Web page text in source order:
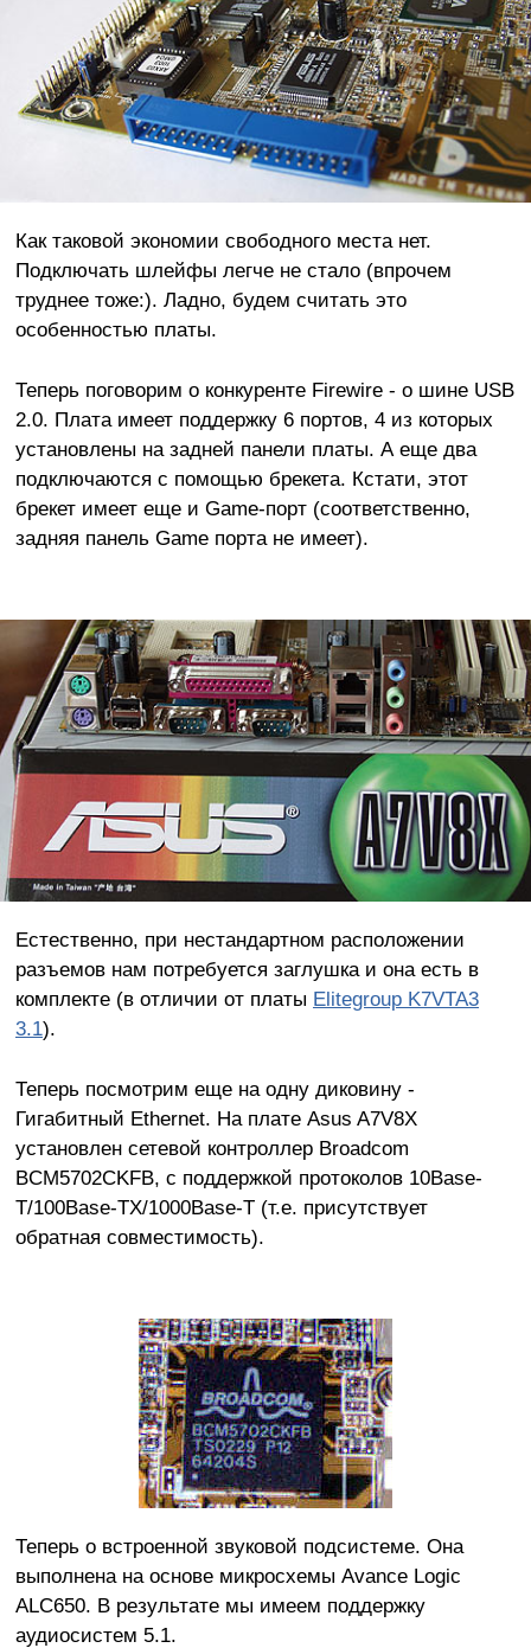
Как таковой экономии свободного места нет.
Подключать шлейфы легче не стало (впрочем
труднее тоже:). Ладно, будем считать это
особенностью платы.
Теперь поговорим о конкуренте Firewire - о шине USB
2.0. Плата имеет поддержку 6 портов, 4 из которых
установлены на задней панели платы. А еще два
подключаются с помощью брекета. Кстати, этот
брекет имеет еще и Game-порт (соответственно,
задняя панель Game порта не имеет).
Естественно, при нестандартном расположении
разъемов нам потребуется заглушка и она есть в
комплекте (в отличии от платы Elitegroup K7VTA3
3.1).
Теперь посмотрим еще на одну диковину -
Гигабитный Ethernet. На плате Asus A7V8X
установлен сетевой контроллер Broadcom
BCM5702CKFB, с поддержкой протоколов 10Base-
T/100Base-TX/1000Base-T (т.е. присутствует
обратная совместимость).
Теперь о встроенной звуковой подсистеме. Она
выполнена на основе микросхемы Avance Logic
ALC650. В результате мы имеем поддержку
аудиосистем 5.1.